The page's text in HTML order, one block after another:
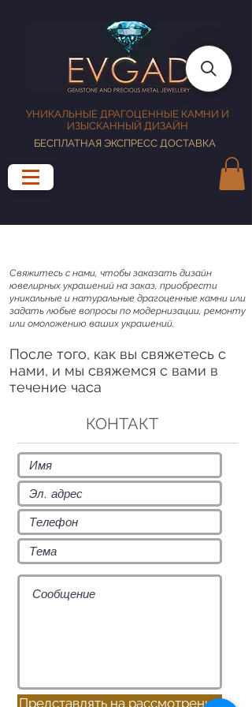
УНИКАЛЬНЫЕ ДРАГОЦЕННЫЕ КАМНИ И
ИЗЫСКАННЫЙ ДИЗАЙН
БЕСПЛАТНАЯ ЭКСПРЕСС ДОСТАВКА
Свяжитесь с нами, чтобы заказать дизайн
ювелирных украшений на заказ, приобрести
уникальные и натуральные драгоценные камни или
задать любые вопросы по модернизации, ремонту
или омоложению ваших украшений.
После того, как вы свяжетесь с
нами, и мы свяжемся с вами в
течение часа
КОНТАКТ
Представлять на рассмотрение